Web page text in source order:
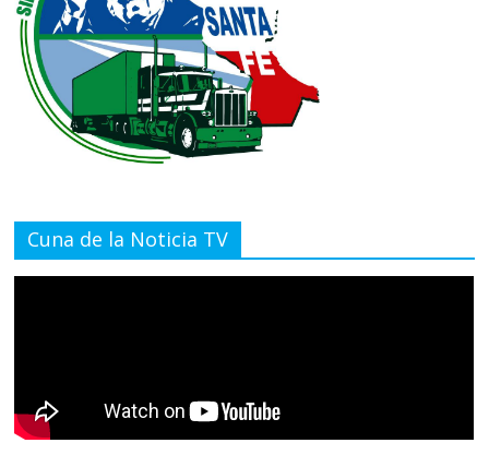
Cuna de la Noticia TV